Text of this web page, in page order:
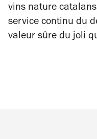
vins nature
service continu du
valeur sûre du joli